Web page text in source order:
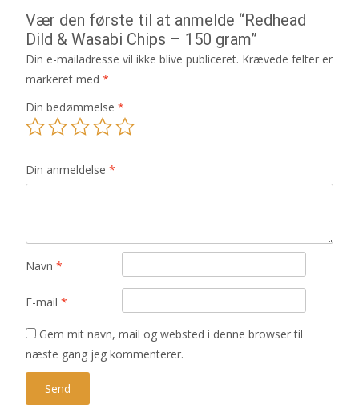
Vær den første til at anmelde “Redhead
Dild & Wasabi Chips – 150 gram”
Din e-mailadresse vil ikke blive publiceret. Krævede felter er
markeret med *
Din bedømmelse *
Din anmeldelse *
Navn *
E-mail *
Gem mit navn, mail og websted i denne browser til
næste gang jeg kommenterer.